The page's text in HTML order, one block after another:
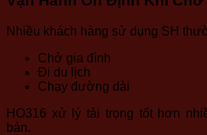
Nhiều khách hàng sử dụng SH
Chở gia đình
Đi du lịch
Chạy đường dài
HO316 xử lý tải trọng tốt hơn
bản.